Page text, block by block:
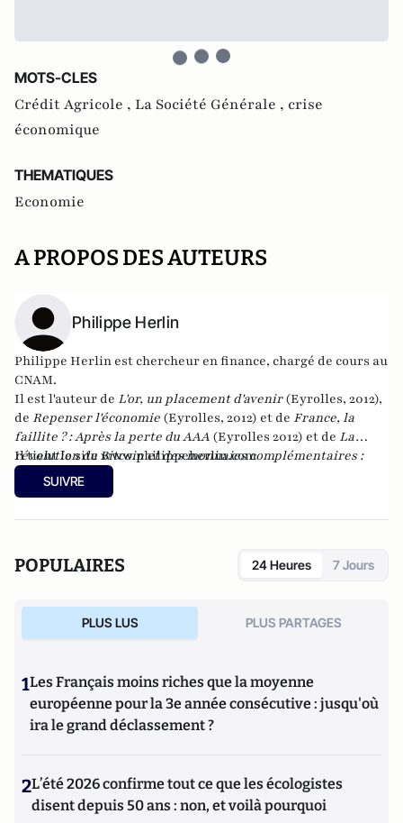
MOTS-CLES
Crédit Agricole , La Société Générale , crise
économique
THEMATIQUES
Economie
A PROPOS DES AUTEURS
Philippe Herlin
Philippe Herlin est chercheur en finance, chargé de cours au
CNAM.
Il est l'auteur de L'or, un placement d'avenir (Eyrolles, 2012),
de Repenser l'économie (Eyrolles, 2012) et de France, la
faillite ? : Après la perte du AAA (Eyrolles 2012) et de La
révolution du Bitcoin et des monnaies complémentaires :
une solution pour échapper au système bancaire et à l'euro
? chez Atlantico Editions.
Il tient le site www.philippeherlin.com
SUIVRE
POPULAIRES 24 Heures 7 Jours
PLUS LUS PLUS PARTAGES
1Les Français moins riches que la moyenne
européenne pour la 3e année consécutive : jusqu'où
ira le grand déclassement ?
2L’été 2026 confirme tout ce que les écologistes
disent depuis 50 ans : non, et voilà pourquoi